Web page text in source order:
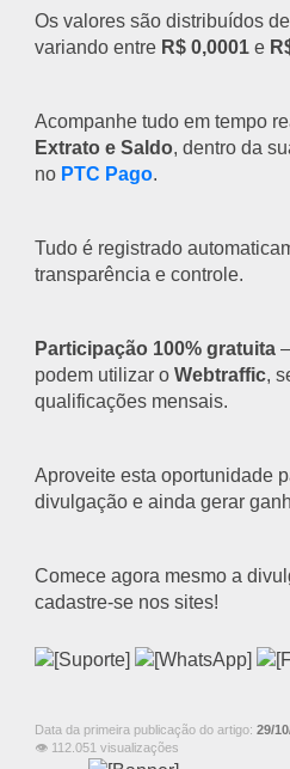
Os valores são distribuídos
variando entre R$ 0,0001e
Acompanhe tudo em tempo
Extrato e Saldo, dentro da
no PTC Pago.
Tudo é registrado
transparência e controle.
Participação 100% gratuita
podem utilizar o Webtraffic,
qualificações mensais.
Aproveite esta oportunidade
divulgação e ainda gerar
Comece agora mesmo a
cadastre-se nos sites!
Data da primeira publicação do artigo: 29/
👁 112.051 visualizações